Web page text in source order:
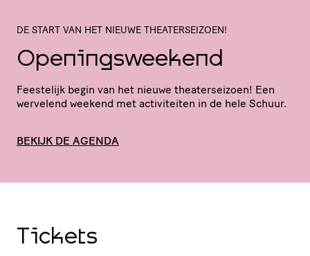
DE START VAN HET NIEUWE THEATERSEIZOEN!
Openingsweekend
Feestelijk begin van het nieuwe thea­ter­sei­zoen! Een
wervelend weekend met acti­vi­teiten in de hele Schuur.
BEKIJK DE AGENDA
Tickets